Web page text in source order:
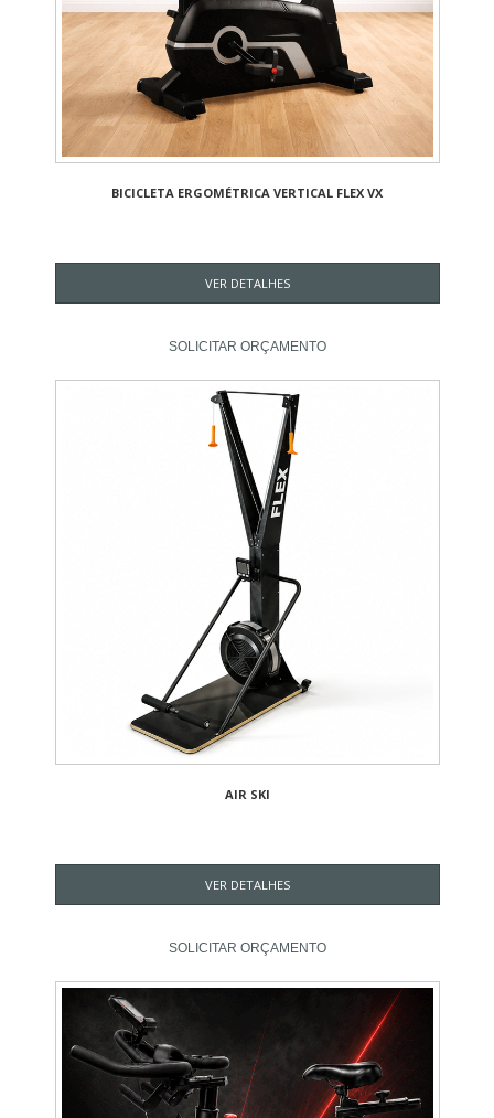
BICICLETA ERGOMÉTRICA VERTICAL FLEX VX
VER DETALHES
SOLICITAR ORÇAMENTO
AIR SKI
VER DETALHES
SOLICITAR ORÇAMENTO